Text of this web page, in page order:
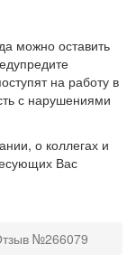
можно оставить
на работу в
с нарушениями
о коллегах и
Вас
№266079